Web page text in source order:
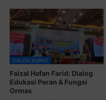
CALON BUPATI
Faizal Hafan Farid: Dialog
Edukasi Peran & Fungsi
Ormas